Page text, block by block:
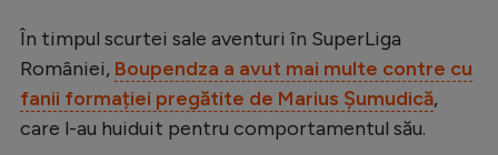
În timpul scurtei sale aventuri în SuperLiga
României, Boupendza a avut mai multe contre cu
fanii formației pregătite de Marius Șumudică,
care l-au huiduit pentru comportamentul său.